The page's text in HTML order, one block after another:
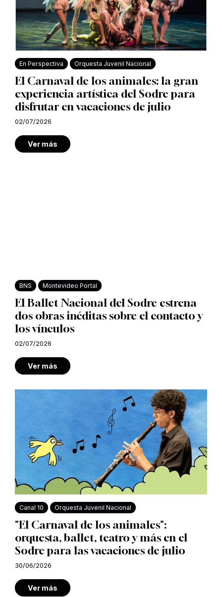
En Perspectiva Orquesta Juvenil Nacional
El Carnaval de los animales: la gran
experiencia artística del Sodre para
disfrutar en vacaciones de julio
02/07/2026
Ver más
BNS Montevideo Portal
El Ballet Nacional del Sodre estrena
dos obras inéditas sobre el contacto y
los vínculos
02/07/2026
Ver más
Canal 10 Orquesta Juvenil Nacional
"El Carnaval de los animales":
orquesta, ballet, teatro y más en el
Sodre para las vacaciones de julio
30/06/2026
Ver más